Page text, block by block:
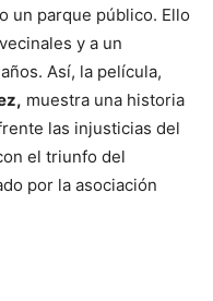
un parque público. Ello
y a un
Así, la película,
muestra una historia
las injusticias del
el triunfo del
por la asociación